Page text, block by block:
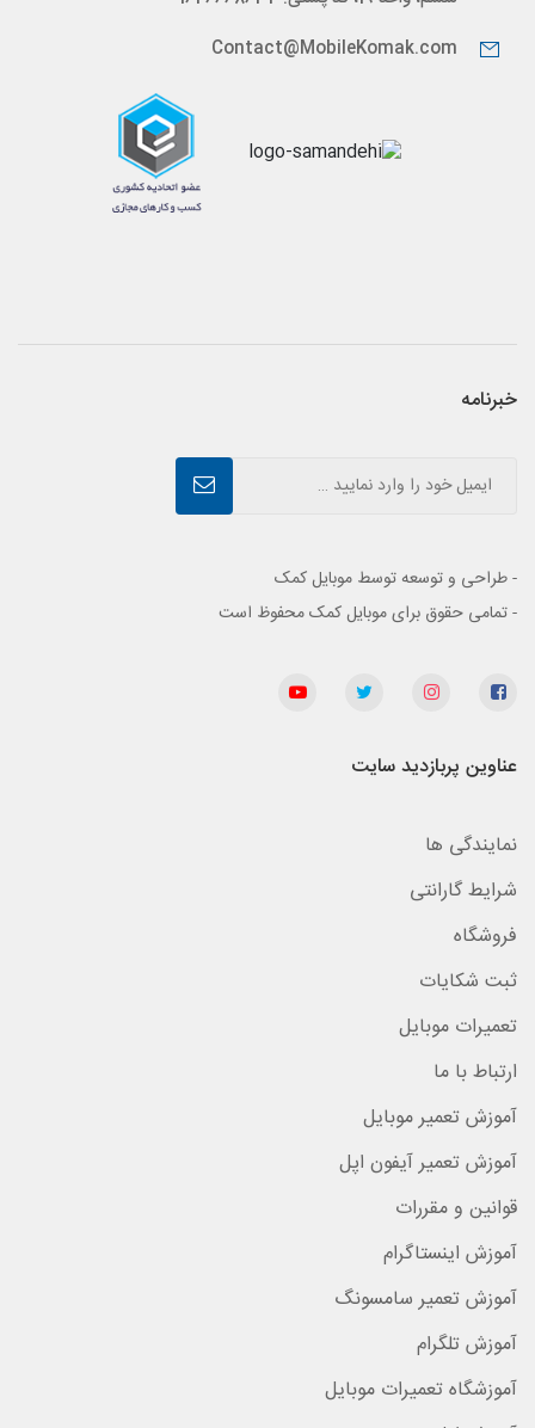
Contact@MobileKomak.com
خبرنامه
- طراحی و توسعه توسط موبایل کمک
- تمامی حقوق برای موبایل کمک محفوظ است
عناوین پربازدید سایت
نمایندگی ها
شرایط گارانتی
فروشگاه
ثبت شکایات
تعمیرات موبایل
ارتباط با ما
آموزش تعمیر موبایل
آموزش تعمیر آیفون اپل
قوانین و مقررات
آموزش اینستاگرام
آموزش تعمیر سامسونگ
آموزش تلگرام
آموزشگاه تعمیرات موبایل